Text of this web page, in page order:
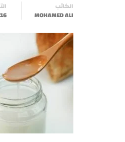
الكاتب
MOHAMED ALI
16 يوليو، 2024